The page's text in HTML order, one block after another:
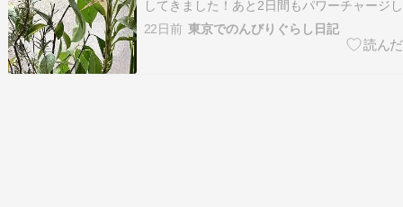
してきました！あと2日間もパワーチャージ
日は、朝の習慣を記事にしようと思い立ち
お付き合いください☺️朝起きたところからス
す????①顔を洗ってスキンケアや歯磨き休
22日前 東京でのんびりぐらし日記